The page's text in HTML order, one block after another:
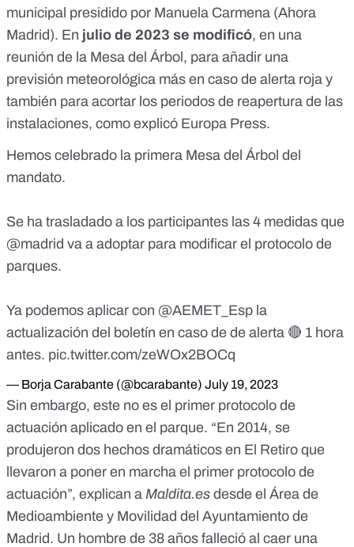
municipal presidido por Manuela Carmena (Ahora
Madrid). En julio de 2023 se modificó, en una
reunión de la Mesa del Árbol, para añadir una
previsión meteorológica más en caso de alerta roja y
también para acortar los periodos de reapertura de las
instalaciones, como explicó Europa Press.
Hemos celebrado la primera Mesa del Árbol del
mandato.
Se ha trasladado a los participantes las 4 medidas que
@madrid va a adoptar para modificar el protocolo de
parques.
Ya podemos aplicar con @AEMET_Esp la
actualización del boletín en caso de de alerta 🔴 1 hora
antes. pic.twitter.com/zeWOx2BOCq
— Borja Carabante (@bcarabante) July 19, 2023
Sin embargo, este no es el primer protocolo de
actuación aplicado en el parque. “En 2014, se
produjeron dos hechos dramáticos en El Retiro que
llevaron a poner en marcha el primer protocolo de
actuación”, explican a Maldita.es desde el Área de
Medioambiente y Movilidad del Ayuntamiento de
Madrid. Un hombre de 38 años falleció al caer una